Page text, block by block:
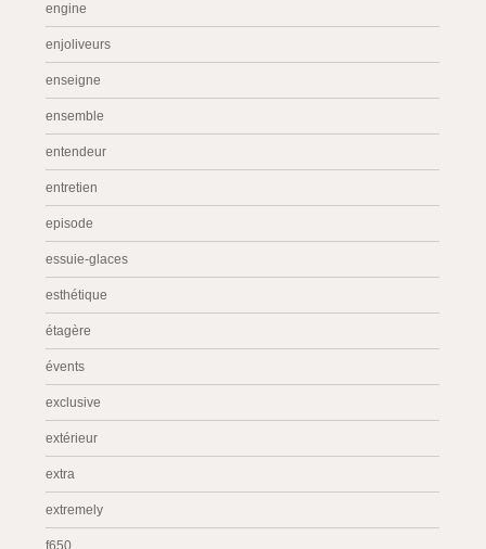
engine
enjoliveurs
enseigne
ensemble
entendeur
entretien
episode
essuie-glaces
esthétique
étagère
évents
exclusive
extérieur
extra
extremely
f650